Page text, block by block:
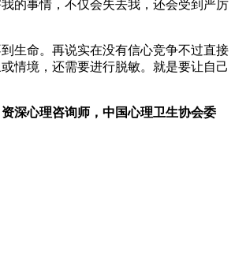
的事情，不仅会失去我，还会受到严厉
生命。再说实在没有信心竞争不过直接
情境，还需要进行脱敏。就是要让自己
深心理咨询师，中国心理卫生协会委